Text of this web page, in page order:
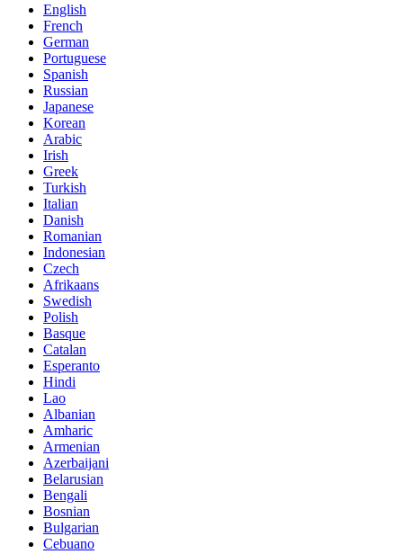
English
French
German
Portuguese
Spanish
Russian
Japanese
Korean
Arabic
Irish
Greek
Turkish
Italian
Danish
Romanian
Indonesian
Czech
Afrikaans
Swedish
Polish
Basque
Catalan
Esperanto
Hindi
Lao
Albanian
Amharic
Armenian
Azerbaijani
Belarusian
Bengali
Bosnian
Bulgarian
Cebuano